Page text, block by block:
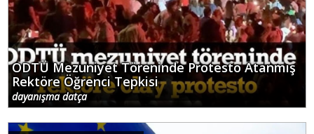
ODTÜ Mezuniyet Töreninde Protesto Atanmış
Rektöre Öğrenci Tepkisi
dayanışma datça